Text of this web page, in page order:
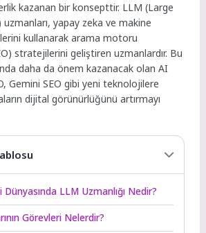
kazanan bir konsepttir. LLM (Large
yapay zeka ve makine
kullanarak arama motoru
stratejilerini geliştiren uzmanlardır. Bu
daha da önem kazanacak olan AI
Gemini SEO gibi yeni teknolojilere
dijital görünürlüğünü artırmayı
LLM Uzmanlığı Nedir?
Görevleri Nelerdir?